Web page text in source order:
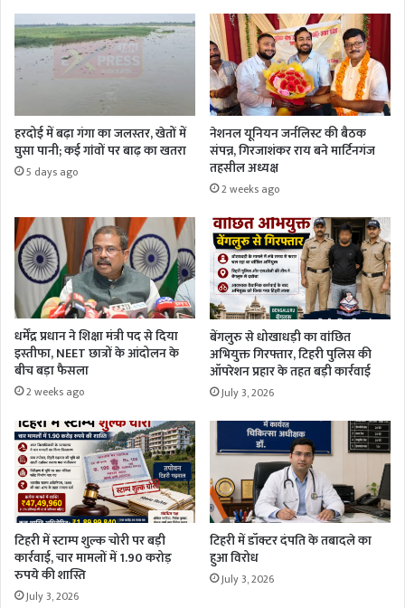
हरदोई में बढ़ा गंगा का जलस्तर, खेतों में
घुसा पानी; कई गांवों पर बाढ़ का खतरा
5 days ago
नेशनल यूनियन जर्नलिस्ट की बैठक
संपन्न, गिरजाशंकर राय बने मार्टिनगंज
तहसील अध्यक्ष
2 weeks ago
धर्मेंद्र प्रधान ने शिक्षा मंत्री पद से दिया
इस्तीफा, NEET छात्रों के आंदोलन के
बीच बड़ा फैसला
2 weeks ago
बेंगलुरु से धोखाधड़ी का वांछित
अभियुक्त गिरफ्तार, टिहरी पुलिस की
ऑपरेशन प्रहार के तहत बड़ी कार्रवाई
July 3, 2026
टिहरी में स्टाम्प शुल्क चोरी पर बड़ी
कार्रवाई, चार मामलों में 1.90 करोड़
रुपये की शास्ति
July 3, 2026
टिहरी में डॉक्टर दंपति के तबादले का
हुआ विरोध
July 3, 2026